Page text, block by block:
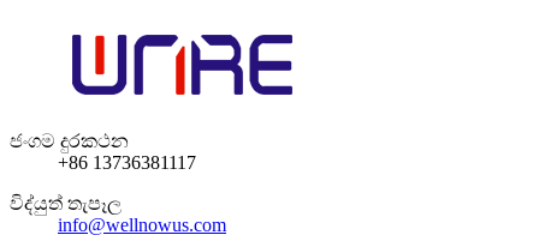
ජංගම දුරකථන
+86 13736381117
විද්යුත් තැපෑල
info@wellnowus.com